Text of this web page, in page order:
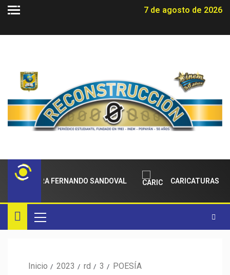
7 de agosto de 2026
PARA FERNANDO SANDOVAL CARICATURAS
Inicio 2023 rd 3 POESÍA